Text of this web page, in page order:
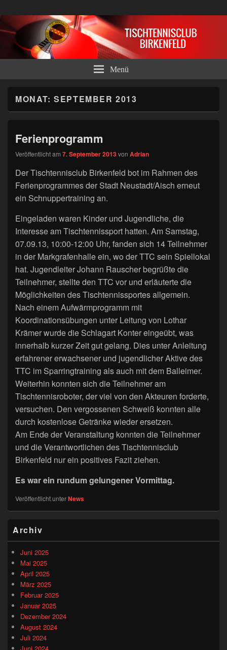
Tischtennisclub Birkenfeld e.V.
Menü
MONAT:SEPTEMBER 2013
Ferienprogramm
Veröffentlicht am 7. September 2013von Adrian
Der Tischtennisclub Birkenfeld bot im Rahmen des
Ferienprogrammes der Stadt Neustadt/Aisch erneut
ein Schnuppertraining an.
Eingeladen waren Kinder und Jugendliche, die
Interesse am Tischtennissport hatten. Am Samstag,
07.09.13, 10:00-12:00 Uhr, fanden sich 14 Teilnehmer
in der Markgrafenhalle ein, wo der TTC sein Spiellokal
hat. Jugendleiter Johann Rauscher begrüßte die
Teilnehmer, stellte den TTC vor und erläuterte die
Möglichkeiten des Tischtennissportes allgemein.
Nach einem Aufwärmprogramm mit
Koordinationsübungen unter Leitung von Lothar
Krämer wurde die Schlagart Konter eingeübt, was
innerhalb kurzer Zeit gut gelang. Dies unter Anleitung
erfahrener erwachsener und jugendlicher Aktive des
TTC im Sparringtraining als auch mit dem Balleimer.
Weiterhin konnten sich die Teilnehmer am
Tischtennisroboter, der viel von den Akteuren forderte,
versuchen. Den vergossenen Schweiß konnten alle
durch kostenlose Getränke wieder ersetzen.
Am Ende der Veranstaltung konnten die Teilnehmer
und die Verantwortlichen des Tischtennisclub
Birkenfeld nur ein positives Fazit ziehen.
Es war ein rundum gelungener Vormittag.
Veröffentlicht unterNews
Seitenleisten-
Widgetbereich
Archiv
Juni 2025
Mai 2025
April 2025
März 2025
Februar 2025
Januar 2025
Dezember 2024
August 2024
Juli 2024
Juni 2024